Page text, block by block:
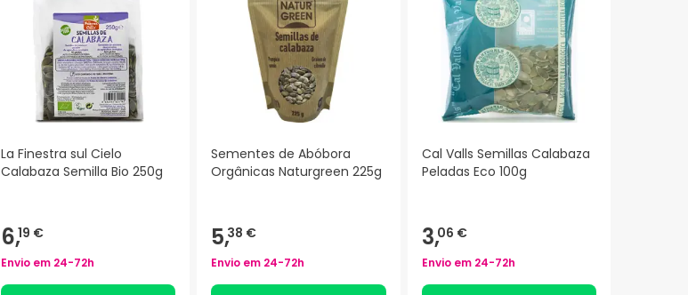
La Finestra sul Cielo
Calabaza Semilla Bio 250g
6,19 €
Envio em 24-72h
Sementes de Abóbora
Orgânicas Naturgreen 225g
5,38 €
Envio em 24-72h
Cal Valls Semillas Calabaza
Peladas Eco 100g
3,06 €
Envio em 24-72h